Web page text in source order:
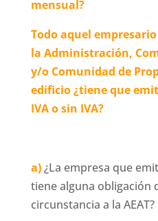
mensual?
Todo aquel
la Administración,
y/o Comunidad de
edificio ¿tiene que
IVA o sin IVA?
a)¿La empresa que
tiene alguna obligación
circunstancia a la AEAT?